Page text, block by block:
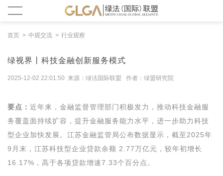
首页 中观交流 行业观察
绿视界丨科技金融创新服务模式
2025-12-02 22:01:50 来源：绿法国际联盟 作者：绿盟研究院
要点： 近年来，金融监督管理部门积极发力，推动科技金融服
务覆盖面持续扩容，提升金融服务能力水平，进一步助力科技
型企业加快发展。江苏金融监管局公布数据显示，截至2025年
9月末，江苏科技型企业贷款余额 2.77万亿元，较年初增长
16.17%，高于各项贷款增速7.33个百分点。